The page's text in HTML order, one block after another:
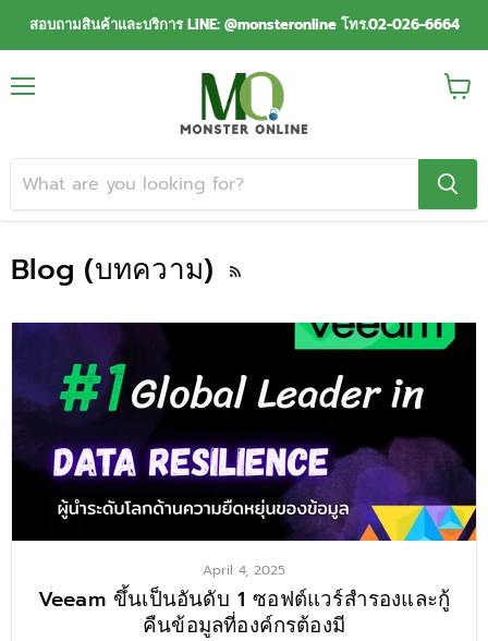
สอบถามสินค้าและบริการ LINE: @monsteronline โทร.02-026-6664
View
Blog (บทความ) RSS
April 4, 2025
Veeam ขึ้นเป็นอันดับ 1 ซอฟต์แวร์สำรองและกู้
คืนข้อมูลที่องค์กรต้องมี